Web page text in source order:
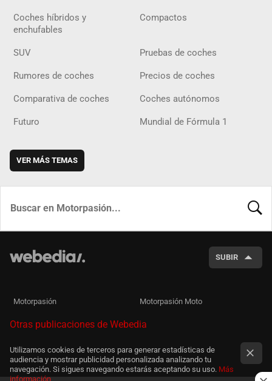
Coches híbridos y
enchufables
Compactos
SUV Pruebas de coches
Rumores de coches Precios de coches
Comparativa de coches Coches autónomos
Futuro Mundial de Fórmula 1
VER MÁS TEMAS
SUBIR
Motorpasión Motorpasión Moto
Otras publicaciones de Webedia
Utilizamos cookies de terceros para generar estadísticas de
audiencia y mostrar publicidad personalizada analizando tu
navegación. Si sigues navegando estarás aceptando su uso. Más
información